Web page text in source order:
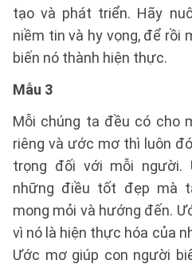
tạo và phát triển. Hãy
niềm tin và hy vọng, để rồi
biến nó thành hiện thực.
Mẫu 3
Mỗi chúng ta đều có cho
riêng và ước mơ thì luôn
trọng đối với mỗi
những điều tốt đẹp mà
mong mỏi và hướng đến.
vì nó là hiện thực hóa của
Ước mơ giúp con người